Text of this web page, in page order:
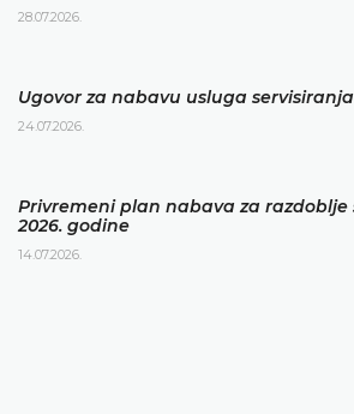
28.07.2026.
Ugovor za nabavu usluga
24.07.2026.
Privremeni plan nabava za razdoblje
2026. godine
14.07.2026.